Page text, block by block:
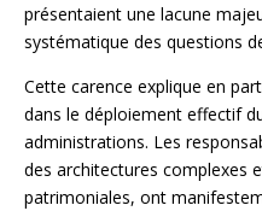
présentaient une lacune
systématique des questions
Cette carence explique en
dans le déploiement effectif
administrations. Les
des architectures complexes
patrimoniales, ont